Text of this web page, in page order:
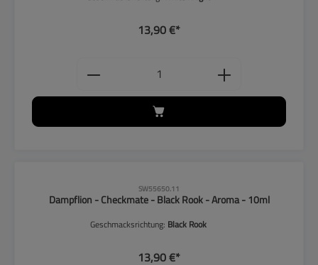
13,90 €*
Produkt Anzahl: Gib den
SW55650.11
Dampflion - Checkmate - Black Rook - Aroma - 10ml
Geschmacksrichtung: Black Rook
13,90 €*